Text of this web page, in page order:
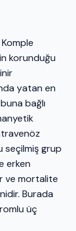
korunduğu
yatan en
bağlı
seçilmiş grup
erken
ve mortalite
Burada
üç